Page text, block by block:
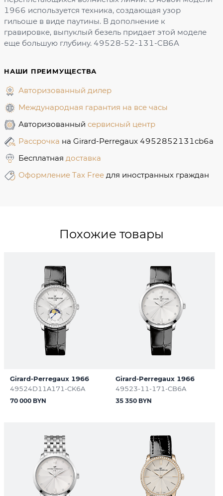
1966 используется техника, создающая узор
гильоше в виде паутины. В дополнение к
гравировке, выпуклый безель придает этой моделе
еще большую глубину. 49528-52-131-CB6A
НАШИ ПРЕИМУЩЕСТВА
Авторизованный дилер
Международная гарантия на все часы
Авторизованный сервисный центр
Рассрочка на Girard-Perregaux 4952852131cb6a
Бесплатная доставка
Оформление Tax Free для иностранных граждан
Похожие товары
Girard-Perregaux 1966
49524D11A171-CK6A
70 000 BYN
Girard-Perregaux 1966
49523-11-171-CB6A
35 350 BYN